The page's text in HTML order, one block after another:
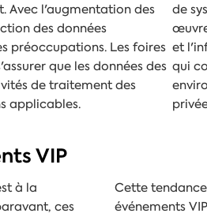
Avec l'augmentation des
des données
préoccupations. Les foires
que les données des
de traitement des
applicables.
de
et
qui
VIP
à la
ces
Cette
événements